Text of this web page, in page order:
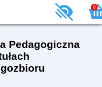
0
Pedagogiczna